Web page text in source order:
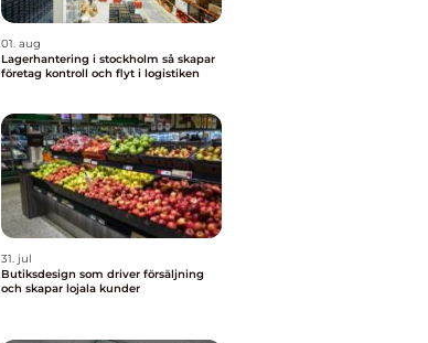
01. aug
Lagerhantering i stockholm så skapar
företag kontroll och flyt i logistiken
31. jul
Butiksdesign som driver försäljning
och skapar lojala kunder